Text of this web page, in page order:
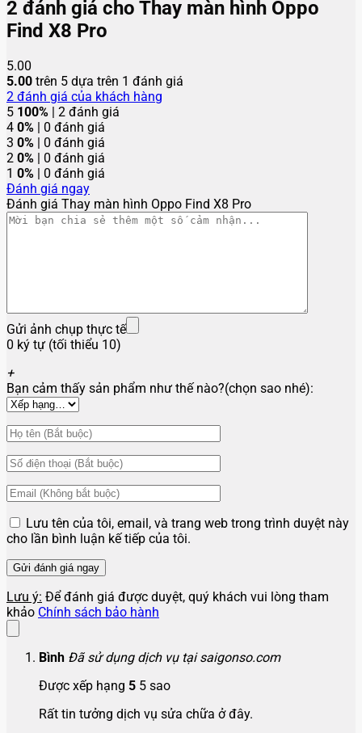
2 đánh giá cho Thay màn hình Oppo
Find X8 Pro
5.00
5.00 trên 5 dựa trên 1 đánh giá
2 đánh giá của khách hàng
5 100% | 2 đánh giá
4 0% | 0 đánh giá
3 0% | 0 đánh giá
2 0% | 0 đánh giá
1 0% | 0 đánh giá
Đánh giá ngay
Đánh giá Thay màn hình Oppo Find X8 Pro
Gửi ảnh chụp thực tế
0 ký tự (tối thiểu 10)
+
Bạn cảm thấy sản phẩm như thế nào?(chọn sao nhé):
Lưu tên của tôi, email, và trang web trong trình duyệt này
cho lần bình luận kế tiếp của tôi.
Lưu ý: Để đánh giá được duyệt, quý khách vui lòng tham
khảo Chính sách bảo hành
Bình Đã sử dụng dịch vụ tại saigonso.com
Được xếp hạng 5 5 sao
Rất tin tưởng dịch vụ sửa chữa ở đây.